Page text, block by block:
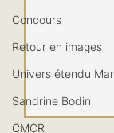
Concours
Retour en images
Univers étendu
Sandrine Bodin
CMCR